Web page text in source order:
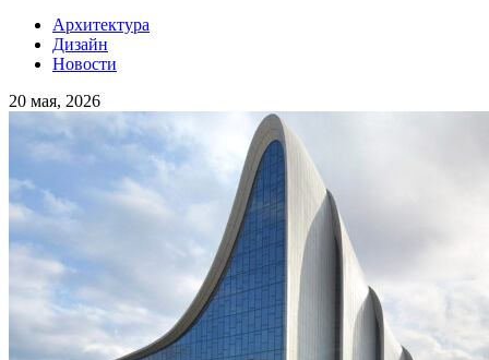
Архитектура
Дизайн
Новости
20 мая, 2026